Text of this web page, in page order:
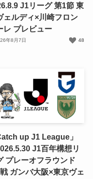
J1リーグ 第1節 東
ェルディ×川崎フロン
レ プレビュー
年8月7日 48
up J1 League」
J1百年構想リ
プレーオフラウンド
ガンバ大阪×東京ヴェ